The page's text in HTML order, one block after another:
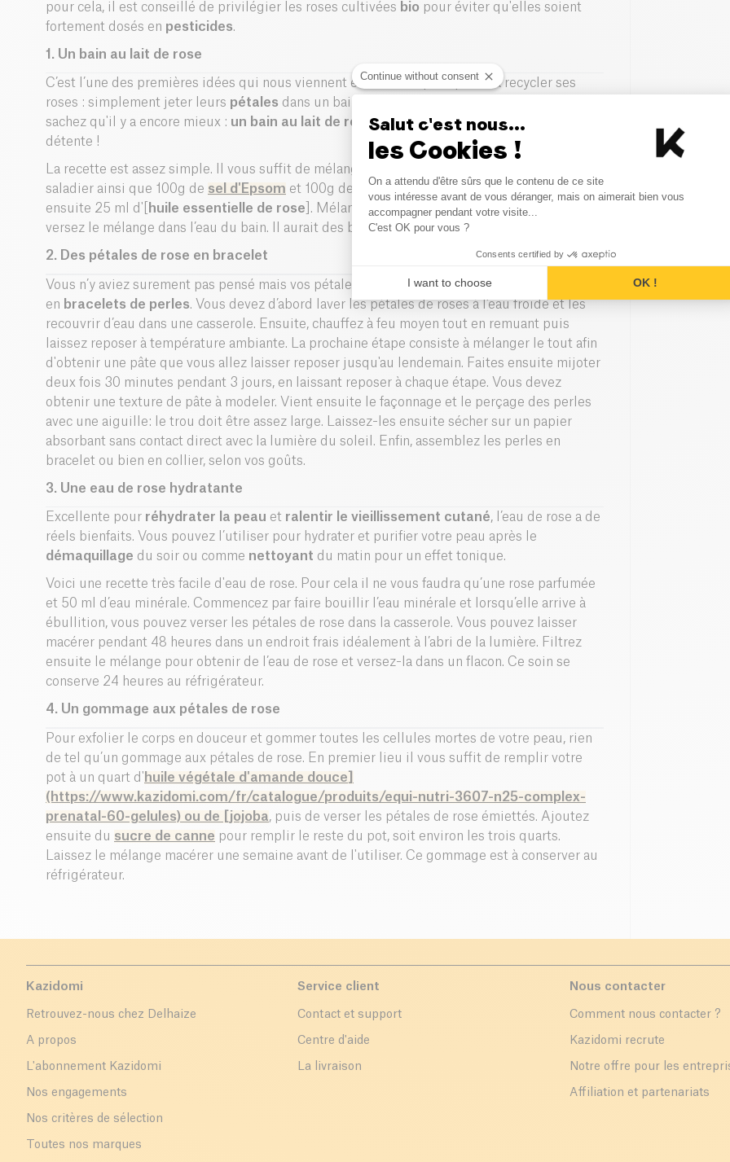
pour cela, il est conseillé de privilégier les roses cultivées bio pour éviter qu'elles soient
fortement dosés en pesticides.
1. Un bain au lait de rose
C’est l’une des premières idées qui nous viennent en tête lorsqu’on pense à recycler ses
roses : simplement jeter leurs pétales dans un bain pour une ambiance romantique. Mais
sachez qu'il y a encore mieux : un bain au lait de rose. Le summum de la relaxation et de la
détente !
La recette est assez simple. Il vous suffit de mélanger 300g de
saladier ainsi que 100g de sel d'Epsom et 100g de pétales de roses séchés. Ajoutez
ensuite 25 ml d'[
huile essentielle de rose ]. Mélangez le tout avec une fourchette. Puis,
versez le mélange dans l’eau du bain. Il aurait des bienfaits relaxants et anti-stress.
2. Des pétales de rose en bracelet
Vous n’y aviez surement pas pensé mais vos pétales de roses peuvent aussi être transformés
en bracelets de perles. Vous devez d’abord laver les pétales de roses à l’eau froide et les
recouvrir d’eau dans une casserole. Ensuite, chauffez à feu moyen tout en remuant puis
laissez reposer à température ambiante. La prochaine étape consiste à mélanger le tout afin
d'obtenir une pâte que vous allez laisser reposer jusqu'au lendemain. Faites ensuite mijoter
deux fois 30 minutes pendant 3 jours, en laissant reposer à chaque étape. Vous devez
obtenir une texture de pâte à modeler. Vient ensuite le façonnage et le perçage des perles
avec une aiguille: le trou doit être assez large. Laissez-les ensuite sécher sur un papier
absorbant sans contact direct avec la lumière du soleil. Enfin, assemblez les perles en
bracelet ou bien en collier, selon vos goûts.
3. Une eau de rose hydratante
Excellente pour réhydrater la peau et ralentir le vieillissement cutané, l’eau de rose a de
réels bienfaits. Vous pouvez l’utiliser pour hydrater et purifier votre peau après le
démaquillage du soir ou comme nettoyant du matin pour un effet tonique.
Voici une recette très facile d'eau de rose. Pour cela il ne vous faudra qu’une rose parfumée
et 50 ml d’eau minérale. Commencez par faire bouillir l’eau minérale et lorsqu’elle arrive à
ébullition, vous pouvez verser les pétales de rose dans la casserole. Vous pouvez laisser
macérer pendant 48 heures dans un endroit frais idéalement à l’abri de la lumière. Filtrez
ensuite le mélange pour obtenir de l’eau de rose et versez-la dans un flacon. Ce soin se
conserve 24 heures au réfrigérateur.
4. Un gommage aux pétales de rose
Pour exfolier le corps en douceur et gommer toutes les cellules mortes de votre peau, rien
de tel qu’un gommage aux pétales de rose. En premier lieu il vous suffit de remplir votre
pot à un quart d' huile végétale d'amande douce
(https://www.kazidomi.com/fr/catalogue/produits/equi-nutri-3607-n25-complex-
prenatal-60-gelules) ou de [ jojoba, puis de verser les pétales de rose émiettés. Ajoutez
ensuite du sucre de canne pour remplir le reste du pot, soit environ les trois quarts.
Laissez le mélange macérer une semaine avant de l'utiliser. Ce gommage est à conserver au
réfrigérateur.
Kazidomi
Retrouvez-nous chez Delhaize
A propos
L'abonnement Kazidomi
Nos engagements
Nos critères de sélection
Toutes nos marques
Service client
Contact et support
Centre d'aide
La livraison
Nous contacter
Comment nous contacter ?
Kazidomi recrute
Notre offre pour les
Affiliation et partenariats
Continue without consent
Salut c'est nous...
les Cookies !
Consent Management
On a attendu d'être sûrs que le contenu de ce site
vous intéresse avant de vous déranger, mais on aimerait bien vous
accompagner pendant votre visite...
C'est OK pour vous ?
Consents certified by
I want to choose OK !
Axeptio consent